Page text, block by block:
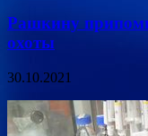
Рашкину
охоты
30.10.2021